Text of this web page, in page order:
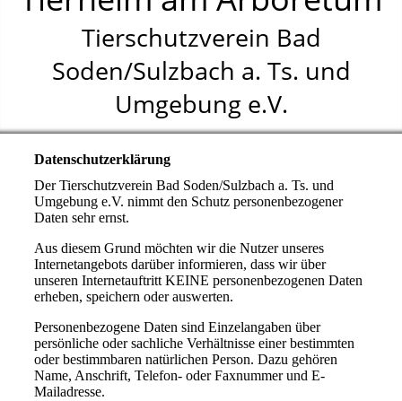
Tierschutzverein Bad
Soden/Sulzbach a. Ts. und
Umgebung e.V.
Datenschutzerklärung
Der Tierschutzverein Bad Soden/Sulzbach a. Ts. und
Umgebung e.V. nimmt den Schutz personenbezogener
Daten sehr ernst.
Aus diesem Grund möchten wir die Nutzer unseres
Internetangebots darüber informieren, dass wir über
unseren Internetauftritt KEINE personenbezogenen Daten
erheben, speichern oder auswerten.
Personenbezogene Daten sind Einzelangaben über
persönliche oder sachliche Verhältnisse einer bestimmten
oder bestimmbaren natürlichen Person. Dazu gehören
Name, Anschrift, Telefon- oder Faxnummer und E-
Mailadresse.